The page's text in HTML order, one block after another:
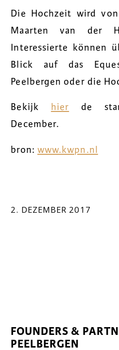
Die Hochzeit wird
Maarten van der
Interessierte können
Blick auf das
Peelbergen oder die
Bekijk hier de
December.
bron: www.kwpn.nl
2. DEZEMBER 2017
FOUNDERS &
PEELBERGEN